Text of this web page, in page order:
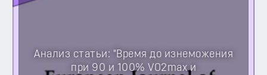
Анализ статьи: "Время до изнеможения
при 90 и 100% VO2max и